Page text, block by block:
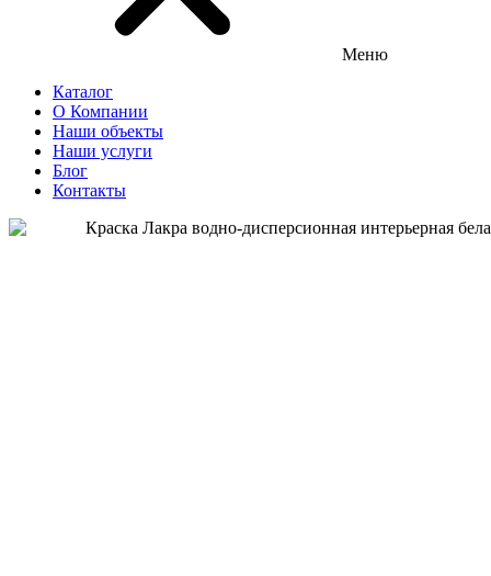
Меню
Каталог
О Компании
Наши объекты
Наши услуги
Блог
Контакты